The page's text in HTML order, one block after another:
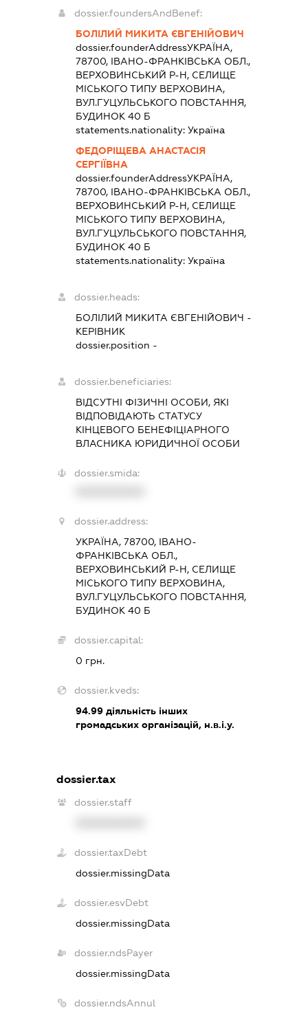
dossier.foundersAndBenef:
БОЛІЛИЙ МИКИТА ЄВГЕНІЙОВИЧ
dossier.founderAddressУКРАЇНА,
78700, ІВАНО-ФРАНКІВСЬКА ОБЛ.,
ВЕРХОВИНСЬКИЙ Р-Н, СЕЛИЩЕ
МІСЬКОГО ТИПУ ВЕРХОВИНА,
ВУЛ.ГУЦУЛЬСЬКОГО ПОВСТАННЯ,
БУДИНОК 40 Б
statements.nationality: Україна
ФЕДОРІЩЕВА АНАСТАСІЯ
СЕРГІЇВНА
dossier.founderAddressУКРАЇНА,
78700, ІВАНО-ФРАНКІВСЬКА ОБЛ.,
ВЕРХОВИНСЬКИЙ Р-Н, СЕЛИЩЕ
МІСЬКОГО ТИПУ ВЕРХОВИНА,
ВУЛ.ГУЦУЛЬСЬКОГО ПОВСТАННЯ,
БУДИНОК 40 Б
statements.nationality: Україна
dossier.heads:
БОЛІЛИЙ МИКИТА ЄВГЕНІЙОВИЧ -
КЕРІВНИК
dossier.position -
dossier.beneficiaries:
ВІДСУТНІ ФІЗИЧНІ ОСОБИ, ЯКІ
ВІДПОВІДАЮТЬ СТАТУСУ
КІНЦЕВОГО БЕНЕФІЦІАРНОГО
ВЛАСНИКА ЮРИДИЧНОЇ ОСОБИ
dossier.smida:
dossier.address:
УКРАЇНА, 78700, ІВАНО-
ФРАНКІВСЬКА ОБЛ.,
ВЕРХОВИНСЬКИЙ Р-Н, СЕЛИЩЕ
МІСЬКОГО ТИПУ ВЕРХОВИНА,
ВУЛ.ГУЦУЛЬСЬКОГО ПОВСТАННЯ,
БУДИНОК 40 Б
dossier.capital:
0 грн.
dossier.kveds:
94.99діяльність інших
громадських організацій, н.в.і.у.
dossier.tax
dossier.staff
dossier.taxDebt
dossier.missingData
dossier.esvDebt
dossier.missingData
dossier.ndsPayer
dossier.missingData
dossier.ndsAnnul